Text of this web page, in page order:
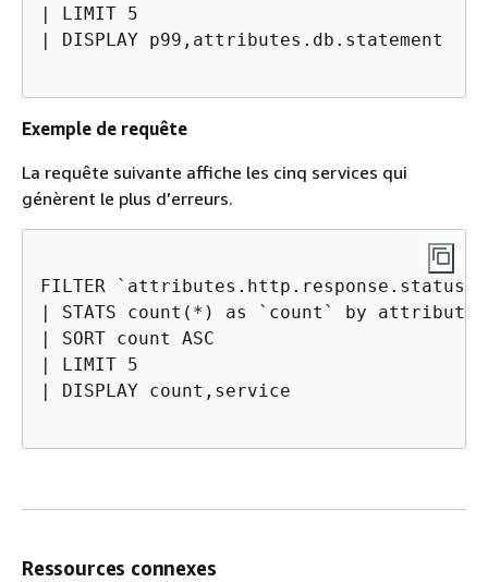
| LIMIT 5
| DISPLAY p99,attributes.db.statement
Exemple de requête
La requête suivante affiche les cinq services qui
génèrent le plus d’erreurs.
FILTER
| STATS count(*) as `count` by
| SORT count ASC
| LIMIT 5
| DISPLAY count,service
Ressources connexes